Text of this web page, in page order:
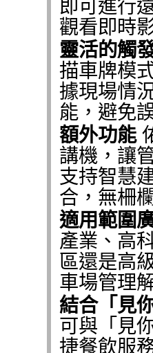
即可進行
觀看即時
靈活的觸
描車牌模
據現場情
能，避免
額外功能
講機，讓
支持智慧
合，無柵
適用範圍
產業、高
區還是高
車場管理
結合「見
可與「見
捷餐飲服